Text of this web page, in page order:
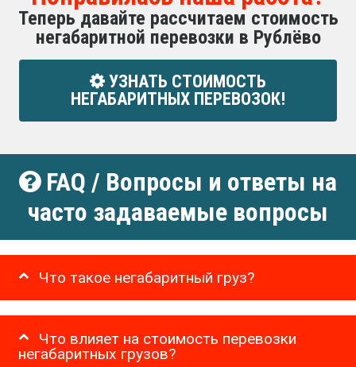
Теперь давайте рассчитаем стоимость
негабаритной перевозки в Рублёво
УЗНАТЬ СТОИМОСТЬ
НЕГАБАРИТНЫХ ПЕРЕВОЗОК!
FAQ / Вопросы и ответы на
часто задаваемые вопросы
Что такое негабаритный груз?
Что влияет на стоимость перевозки
негабаритных грузов?